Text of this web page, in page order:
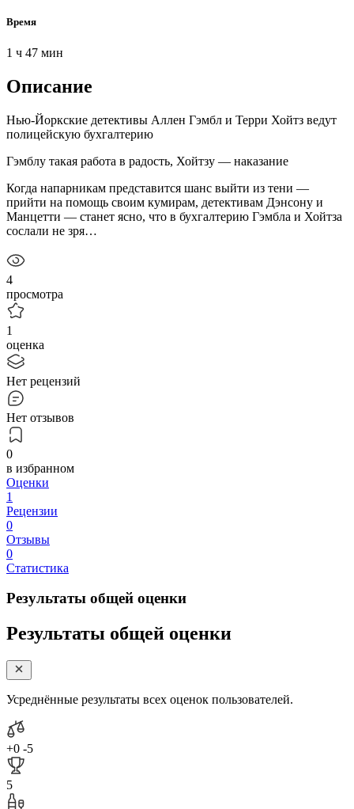
Время
1 ч 47 мин
Описание
Нью-Йоркские детективы Аллен Гэмбл и Терри Хойтз ведут
полицейскую бухгалтерию
Гэмблу такая работа в радость, Хойтзу — наказание
Когда напарникам представится шанс выйти из тени —
прийти на помощь своим кумирам, детективам Дэнсону и
Манцетти — станет ясно, что в бухгалтерию Гэмбла и Хойтза
сослали не зря…
4
просмотра
1
оценка
Нет рецензий
Нет отзывов
0
в избранном
Оценки
1
Рецензии
0
Отзывы
0
Статистика
Результаты общей оценки
Результаты общей оценки
Усреднённые результаты всех оценок пользователей.
+0 -5
5